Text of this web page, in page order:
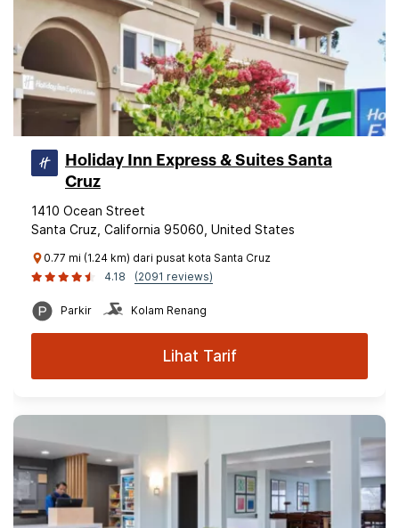
Holiday Inn Express & Suites Santa
Cruz
1410 Ocean Street
Santa Cruz, California 95060, United States
0.77 mi (1.24 km) dari pusat kota Santa Cruz
4.18
(2091 reviews)
Parkir Kolam Renang
Lihat Tarif